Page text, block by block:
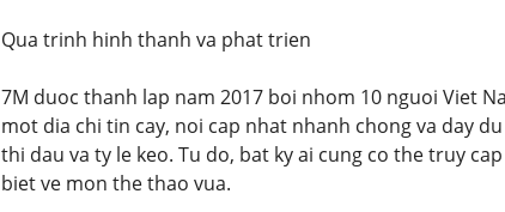
Qua trinh hinh thanh va phat trien
7M duoc thanh lap nam 2017 boi nhom 10 nguoi Viet
mot dia chi tin cay, noi cap nhat nhanh chong va day
thi dau va ty le keo. Tu do, bat ky ai cung co the truy
biet ve mon the thao vua.